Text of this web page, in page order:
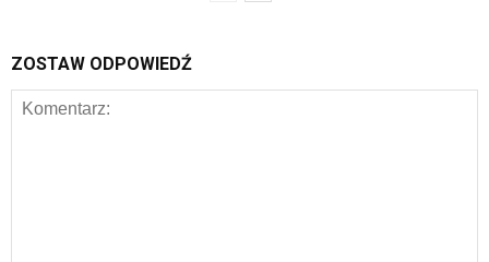
ZOSTAW ODPOWIEDŹ